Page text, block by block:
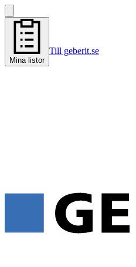
Mina listor
Till geberit.se